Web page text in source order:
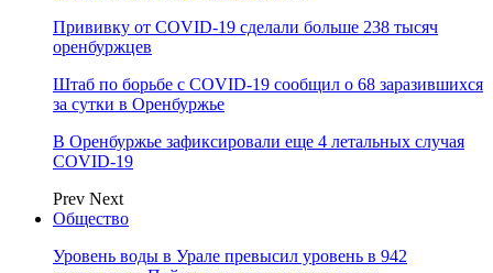
Прививку от COVID-19 сделали больше 238 тысяч
оренбуржцев
Штаб по борьбе с СOVID-19 сообщил о 68 заразившихся
за сутки в Оренбуржье
В Оренбуржье зафиксировали еще 4 летальных случая
COVID-19
Prev Next
Общество
Уровень воды в Урале превысил уровень в 942